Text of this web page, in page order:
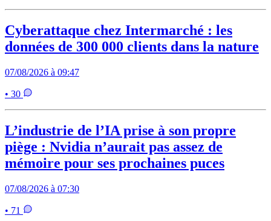
Cyberattaque chez Intermarché : les
données de 300 000 clients dans la nature
07/08/2026 à 09:47
• 30
L’industrie de l’IA prise à son propre
piège : Nvidia n’aurait pas assez de
mémoire pour ses prochaines puces
07/08/2026 à 07:30
• 71